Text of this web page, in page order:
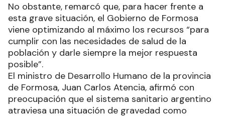
No obstante, remarcó que, para hacer frente a
esta grave situación, el Gobierno de Formosa
viene optimizando al máximo los recursos “para
cumplir con las necesidades de salud de la
población y darle siempre la mejor respuesta
posible”.
El ministro de Desarrollo Humano de la provincia
de Formosa, Juan Carlos Atencia, afirmó con
preocupación que el sistema sanitario argentino
atraviesa una situación de gravedad como